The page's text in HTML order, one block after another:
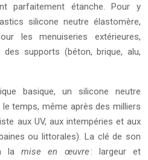
parfaitement étanche. Pour y
silicone neutre élastomère,
les menuiseries extérieures,
supports (béton, brique, alu,
basique, un silicone neutre
temps, même après des milliers
aux UV, aux intempéries et aux
ou littorales). La clé de son
à lamise en œuvre : largeur et